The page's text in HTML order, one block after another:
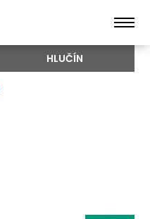
HLUČÍN